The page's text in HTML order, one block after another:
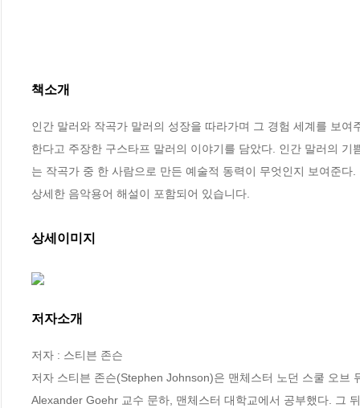
책소개
인간 말러와 작곡가 말러의 성장을 따라가며 그 경험 세계를 보
한다고 주장한 구스타프 말러의 이야기를 담았다. 인간 말러의
는 작곡가 중 한 사람으로 만든 예술적 동력이 무엇인지 보여준
상세한 음악용어 해설이 포함되어 있습니다.
상세이미지
저자소개
저자 : 스티븐 존슨
저자 스티븐 존슨(Stephen Johnson)은 맨체스터 노던 스쿨 오
Alexander Goehr 교수 문하, 맨체스터 대학교에서 공부했다. 그